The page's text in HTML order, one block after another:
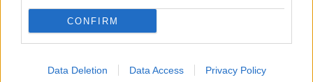
CONFIRM
Data Deletion Data Access Privacy Policy